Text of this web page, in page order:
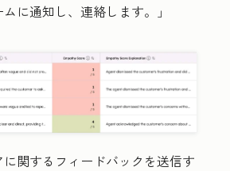
ムに通知し、連絡します。」
関するフィードバックを送信す